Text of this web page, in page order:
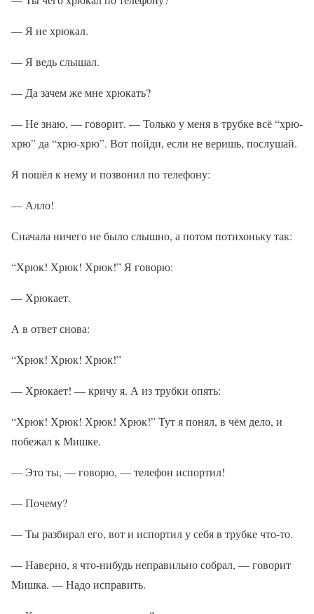
— Я не хрюкал.
— Я ведь слышал.
— Да зачем же мне хрюкать?
— Не знаю, — говорит. — Только у меня в трубке всё “хрю-
хрю” да “хрю-хрю”. Вот пойди, если не веришь, послушай.
Я пошёл к нему и позвонил по телефону:
— Алло!
Сначала ничего не было слышно, а потом потихоньку так:
“Хрюк! Хрюк! Хрюк!” Я говорю:
— Хрюкает.
А в ответ снова:
“Хрюк! Хрюк! Хрюк!”
— Хрюкает! — кричу я. А из трубки опять:
“Хрюк! Хрюк! Хрюк! Хрюк!” Тут я понял, в чём дело, и
побежал к Мишке.
— Это ты, — говорю, — телефон испортил!
— Почему?
— Ты разбирал его, вот и испортил у себя в трубке что-то.
— Наверно, я что-нибудь неправильно собрал, — говорит
Мишка. — Надо исправить.